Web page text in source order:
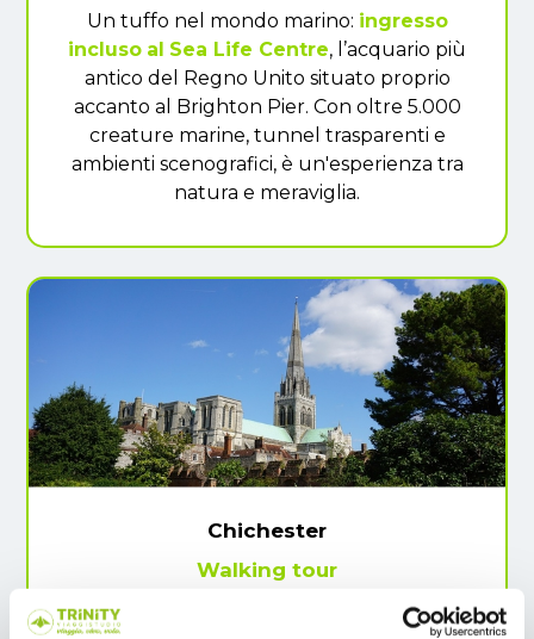
Un tuffo nel mondo marino: ingresso
incluso al Sea Life Centre, l’acquario più
antico del Regno Unito situato proprio
accanto al Brighton Pier. Con oltre 5.000
creature marine, tunnel trasparenti e
ambienti scenografici, è un'esperienza tra
natura e meraviglia.
Chichester
Walking tour
Una perla storica nel cuore del Sussex: